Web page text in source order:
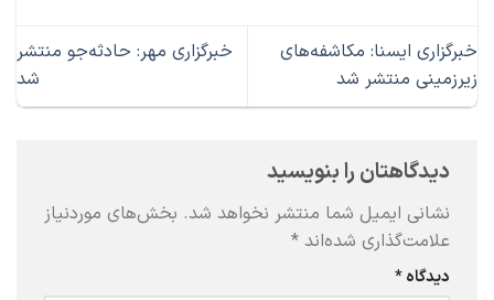
خبرگزاری ایسنا: مکاشفه‌های
زیرزمینی منتشر شد
خبرگزاری مهر: حادثه‌جو منتشر
شد
دیدگاهتان را بنویسید
نشانی ایمیل شما منتشر نخواهد شد. بخش‌های موردنیاز
علامت‌گذاری شده‌اند *
دیدگاه*